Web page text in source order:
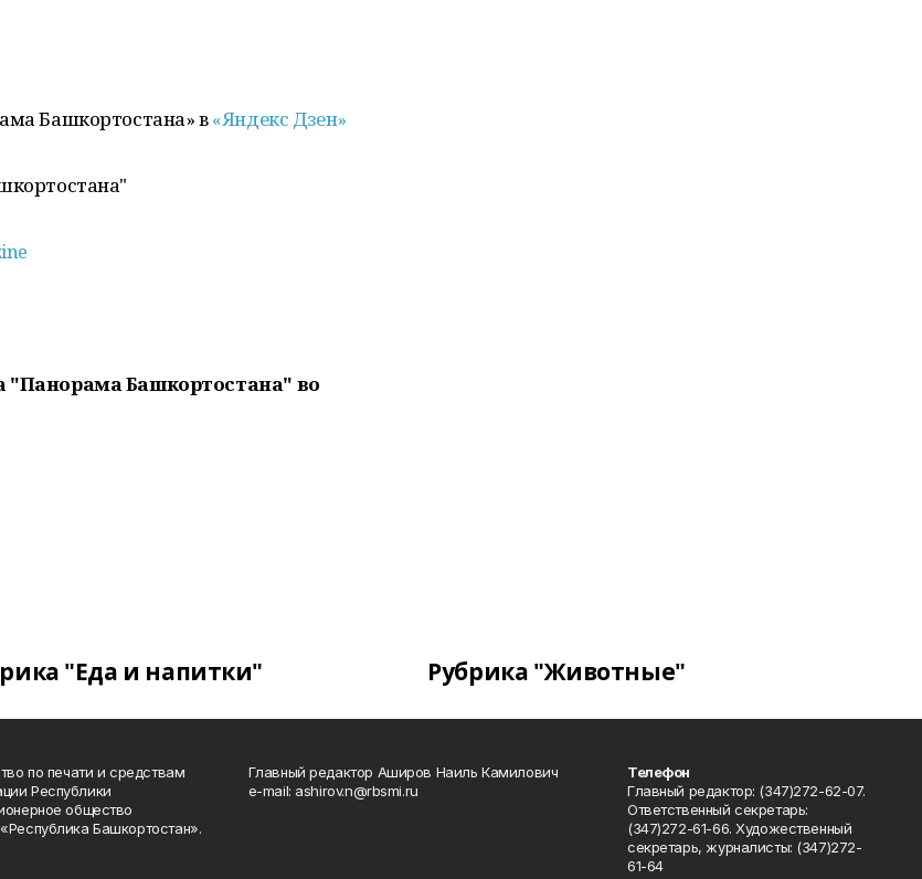
Башкортостана» в«Яндекс Дзен»
"Панорама Башкортостана" во
"Еда и напитки" Рубрика "Животные"
по печати и средствам
Республики
общество
Башкортостан».
Главный редактор Аширов Наиль Камилович
e-mail: ashirov.n@rbsmi.ru
Телефон
Главный редактор: (347)272-62-07.
Ответственный секретарь:
(347)272-61-66. Художественный
секретарь, журналисты: (347)272-
61-64